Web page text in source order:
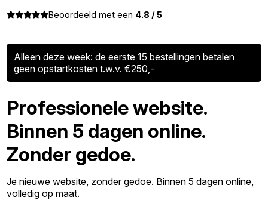
Beoordeeld met een 4.8 / 5
Alleen deze week: de eerste 15 bestellingen betalen
geen opstartkosten t.w.v. €250,-
Professionele website.
Binnen 5 dagen online.
Zonder gedoe.
Je nieuwe website, zonder gedoe. Binnen 5 dagen online,
volledig op maat.